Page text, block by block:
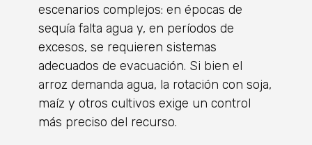
escenarios complejos: en épocas de
sequía falta agua y, en períodos de
excesos, se requieren sistemas
adecuados de evacuación. Si bien el
arroz demanda agua, la rotación con soja,
maíz y otros cultivos exige un control
más preciso del recurso.